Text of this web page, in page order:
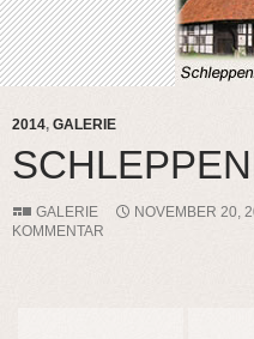
2014, GALERIE
GALERIE NOVEMBER 20,
KOMMENTAR